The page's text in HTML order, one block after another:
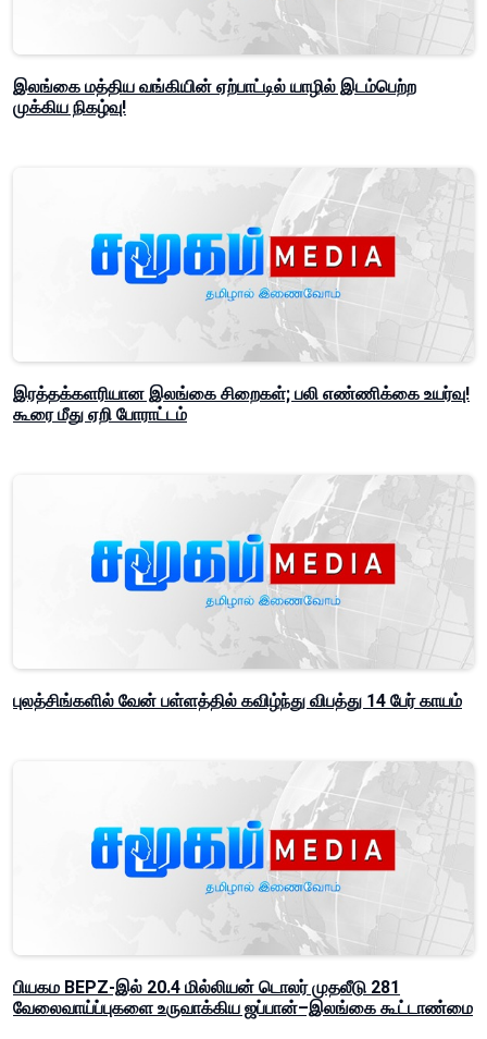
இலங்கை மத்திய வங்கியின் ஏற்பாட்டில் யாழில் இடம்பெற்ற
முக்கிய நிகழ்வு!
இரத்தக்களரியான இலங்கை சிறைகள்; பலி எண்ணிக்கை உயர்வு!
கூரை மீது ஏறி போராட்டம்
புலத்சிங்களில் வேன் பள்ளத்தில் கவிழ்ந்து விபத்து 14 பேர் காயம்
பியகம BEPZ-இல் 20.4 மில்லியன் டொலர் முதலீடு 281
வேலைவாய்ப்புகளை உருவாக்கிய ஜப்பான்–இலங்கை கூட்டாண்மை